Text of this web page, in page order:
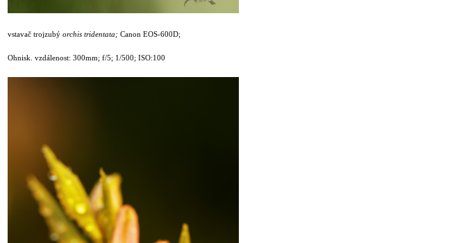
vstavač trojzubý orchis tridentata; Canon EOS-600D;
Ohnisk. vzdálenost: 300mm; f/5; 1/500; ISO:100